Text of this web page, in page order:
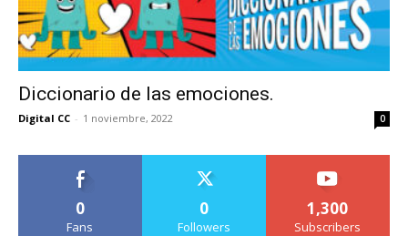
Diccionario de las emociones.
Digital CC - 1 noviembre, 2022 0
0
Fans
0
Followers
1,300
Subscribers